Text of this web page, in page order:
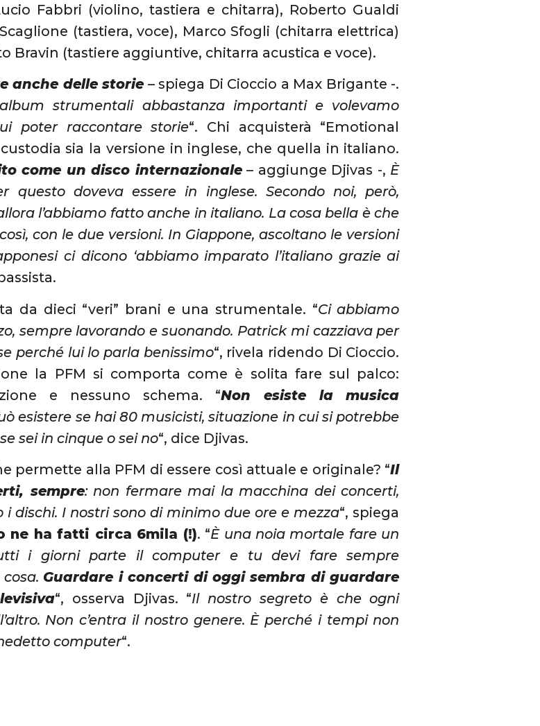
Fabbri (violino, tastiera e chitarra), Roberto Gualdi
(tastiera, voce), Marco Sfogli (chitarra elettrica)
Bravin (tastiere aggiuntive, chitarra acustica e voce).
anche delle storie – spiega Di Cioccio a Max Brigante -.
strumentali abbastanza importanti e volevamo
poter raccontare storie“. Chi acquisterà “Emotional
sia la versione in inglese, che quella in italiano.
come un disco internazionale– aggiunge Djivas -, È
questo doveva essere in inglese. Secondo noi, però,
l’abbiamo fatto anche in italiano. La cosa bella è che
con le due versioni. In Giappone, ascoltano le versioni
ci dicono ‘abbiamo imparato l’italiano grazie ai
da dieci “veri” brani e una strumentale. “Ci abbiamo
sempre lavorando e suonando. Patrick mi cazziava per
perché lui lo parla benissimo“, rivela ridendo Di Cioccio.
la PFM si comporta come è solita fare sul palco:
e nessuno schema. “Non esiste la musica
esistere se hai 80 musicisti, situazione in cui si potrebbe
sei in cinque o sei no“, dice Djivas.
permette alla PFM di essere così attuale e originale? “Il
sempre: non fermare mai la macchina dei concerti,
dischi. I nostri sono di minimo due ore e mezza“, spiega
ne ha fatti circa 6mila (!). “È una noia mortale fare un
i giorni parte il computer e tu devi fare sempre
Guardare i concerti di oggi sembra di guardare
“, osserva Djivas. “Il nostro segreto è che ogni
Non c’entra il nostro genere. È perché i tempi non
computer“.